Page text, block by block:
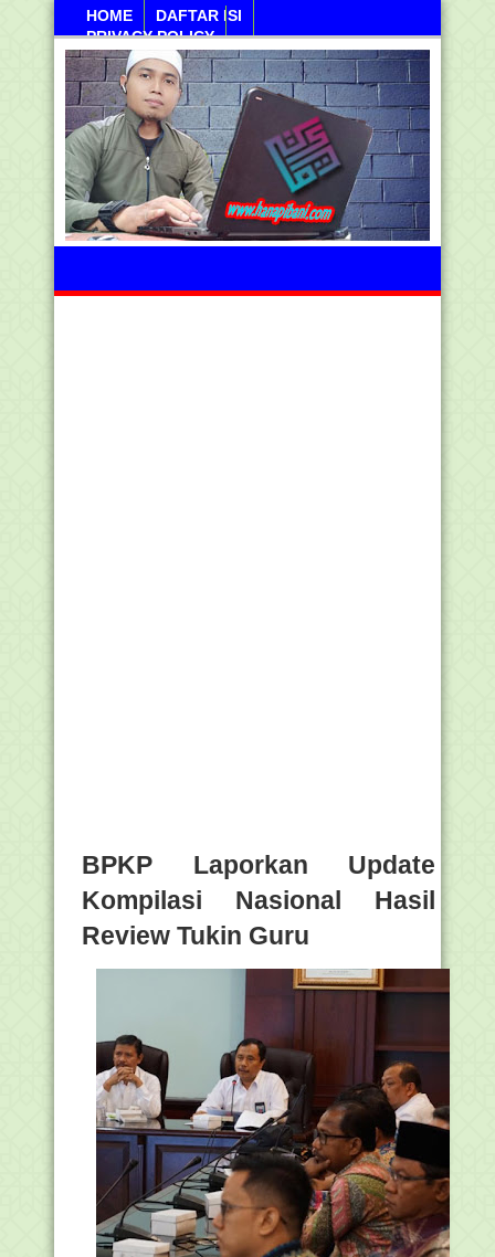
HOME
DAFTAR ISI
PRIVACY POLICY
Ahad, 09 Agustus 2026
BPKP Laporkan Update
Kompilasi Nasional Hasil
Review Tukin Guru